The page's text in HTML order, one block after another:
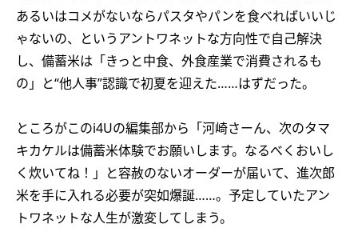
あるいはコメがないならパスタやパンを食べればいいじ
ゃないの、というアントワネットな方向性で自己解決
し、備蓄米は「きっと中食、外食産業で消費されるも
の」と“他人事”認識で初夏を迎えた……はずだった。
ところがこのi4Uの編集部から「河崎さーん、次のタマ
キカケルは備蓄米体験でお願いします。なるべくおいし
く炊いてね！」と容赦のないオーダーが届いて、進次郎
米を手に入れる必要が突如爆誕……。予定していたアン
トワネットな人生が激変してしまう。